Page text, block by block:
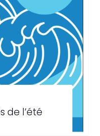
de l’été